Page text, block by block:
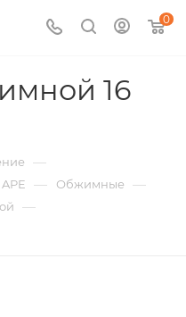
0
16
—
APE — Обжимные —
—